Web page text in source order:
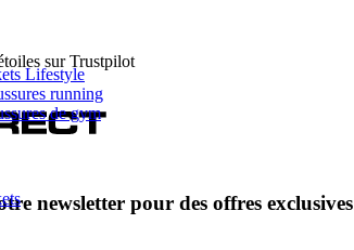
Lifestyle
running
de gym
newsletter pour des offres exclusives